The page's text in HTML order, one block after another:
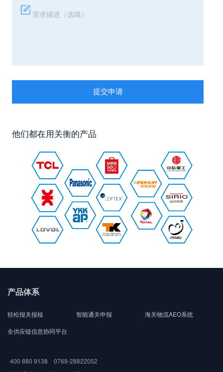
提交申请
他们都在用关衡的产品
产品体系
轻松报关报核 智能通关申报
海关物流AEO系统
全供应链信息协同平台
400 880 9138 0769-28822052